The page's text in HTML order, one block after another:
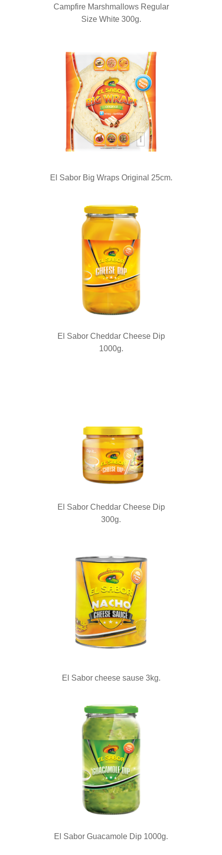
Campfire Marshmallows Regular
Size White 300g.
El Sabor Big Wraps Original 25cm.
El Sabor Cheddar Cheese Dip
1000g.
El Sabor Cheddar Cheese Dip
300g.
El Sabor cheese sause 3kg.
El Sabor Guacamole Dip 1000g.